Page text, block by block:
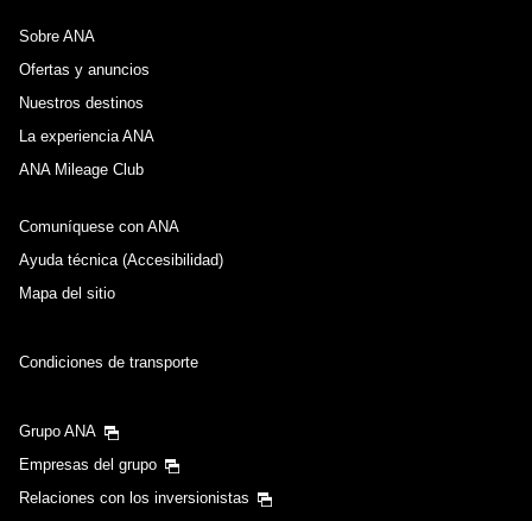
Sobre ANA
Ofertas y anuncios
Nuestros destinos
La experiencia ANA
ANA Mileage Club
Comuníquese con ANA
Ayuda técnica (Accesibilidad)
Mapa del sitio
Condiciones de transporte
Grupo ANA
Empresas del grupo
Relaciones con los inversionistas